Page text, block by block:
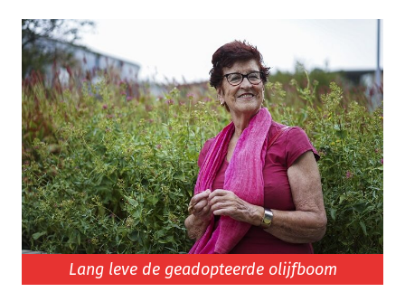
Lang leve de geadopteerde olijfboom